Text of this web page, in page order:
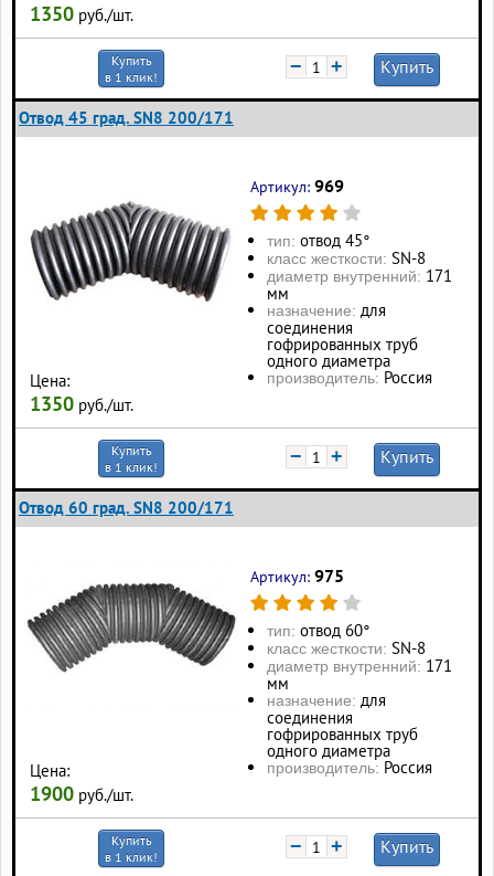
1350 руб./шт.
Купить
в 1 клик!
− + Купить
Отвод 45 град. SN8 200/171
Цена:
1350 руб./шт.
Артикул: 969
тип: отвод 45°
класс жесткости: SN-8
диаметр внутренний: 171
мм
назначение: для
соединения
гофрированных труб
одного диаметра
производитель: Россия
Купить
в 1 клик!
− + Купить
Отвод 60 град. SN8 200/171
Цена:
1900 руб./шт.
Артикул: 975
тип: отвод 60°
класс жесткости: SN-8
диаметр внутренний: 171
мм
назначение: для
соединения
гофрированных труб
одного диаметра
производитель: Россия
Купить
в 1 клик!
− + Купить